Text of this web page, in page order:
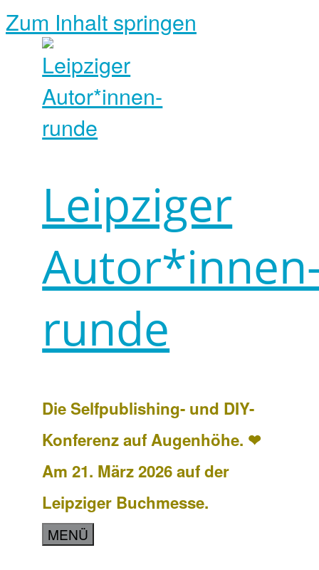
Zum Inhalt springen
Leipziger
runde
Die Selfpublishing- und DIY-
Konferenz auf Augenhöhe. ❤
Am 21. März 2026 auf der
Leipziger Buchmesse.
MENÜ